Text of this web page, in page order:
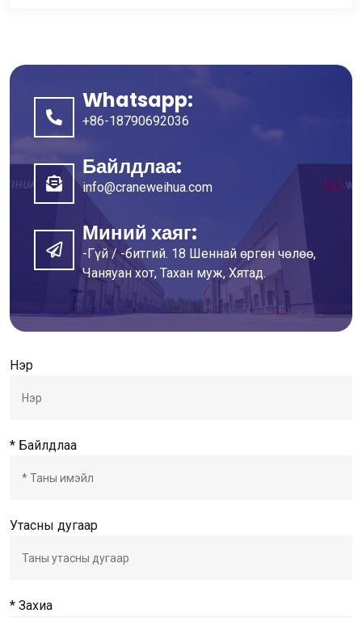
Whatsapp:
+86-18790692036
Байлдлаа:
info@craneweihua.com
Миний хаяг:
-Гүй / -битгий. 18 Шеннай өргөн чөлөө,
Чаняуан хот, Тахан муж, Хятад.
Нэр
* Байлдлаа
Утасны дугаар
* Захиа